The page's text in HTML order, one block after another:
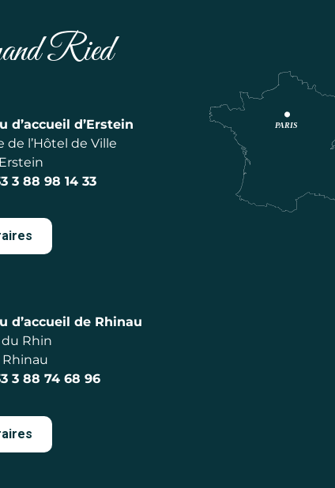
Ried
d’accueil d’Erstein
de l’Hôtel de Ville
3 88 98 14 33
d’accueil de Rhinau
Rhin
3 88 74 68 96